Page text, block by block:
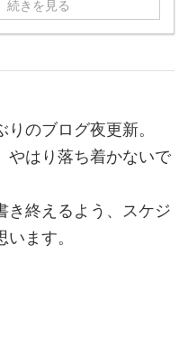
続きを見る
のブログ夜更新。
やはり落ち着かないで
き終えるよう、スケジ
ます。